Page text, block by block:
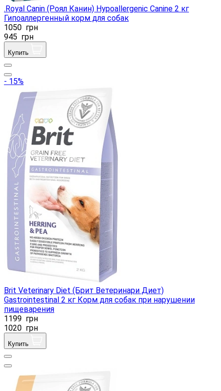
.Royal Canin (Роял Канин) Hypoallergenic Canine 2 кг
Гипоаллергенный корм для собак
1050 грн
945 грн
Купить
- 15%
Brit Veterinary Diet (Брит Ветеринари Диет)
Gastrointestinal 2 кг Корм ​​для собак при нарушении
пищеварения
1199 грн
1020 грн
Купить